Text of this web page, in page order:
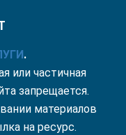
.
или частичная
запрещается.
материалов
на ресурс.